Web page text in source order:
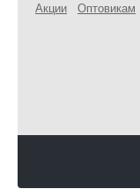
Акции
Оптовикам